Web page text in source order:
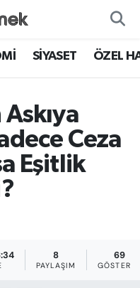
SİYASET ÖZEL
Askıya
Ceza
Eşitlik
8
PAYLAŞIM
69
GÖSTERIM
Fikstür